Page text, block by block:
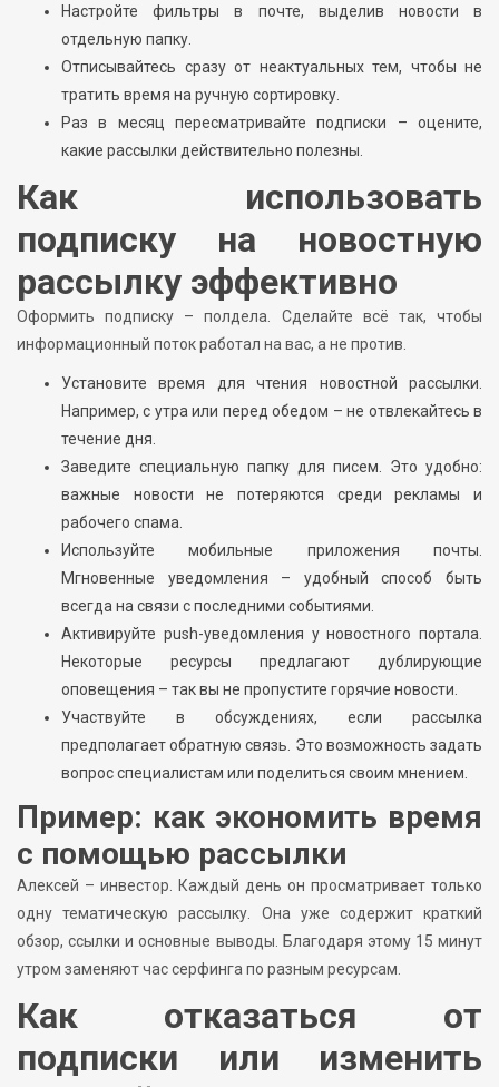
Настройте фильтры в почте, выделив новости в
отдельную папку.
Отписывайтесь сразу от неактуальных тем, чтобы не
тратить время на ручную сортировку.
Раз в месяц пересматривайте подписки – оцените,
какие рассылки действительно полезны.
Как использовать
подписку на новостную
рассылку эффективно
Оформить подписку – полдела. Сделайте всё так, чтобы
информационный поток работал на вас, а не против.
Установите время для чтения новостной рассылки.
Например, с утра или перед обедом – не отвлекайтесь в
течение дня.
Заведите специальную папку для писем. Это удобно:
важные новости не потеряются среди рекламы и
рабочего спама.
Используйте мобильные приложения почты.
Мгновенные уведомления – удобный способ быть
всегда на связи с последними событиями.
Активируйте push-уведомления у новостного портала.
Некоторые ресурсы предлагают дублирующие
оповещения – так вы не пропустите горячие новости.
Участвуйте в обсуждениях, если рассылка
предполагает обратную связь. Это возможность задать
вопрос специалистам или поделиться своим мнением.
Пример: как экономить время
с помощью рассылки
Алексей – инвестор. Каждый день он просматривает только
одну тематическую рассылку. Она уже содержит краткий
обзор, ссылки и основные выводы. Благодаря этому 15 минут
утром заменяют час серфинга по разным ресурсам.
Как отказаться от
подписки или изменить